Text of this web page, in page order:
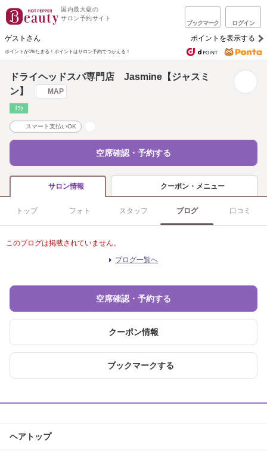
国内最大級の
サロン予約サイト
ブックマーク ログイン
ゲストさん ポイントを表示する
ポイントが1%たまる！ ポイントはサロン予約でつかえる！
ドライヘッドスパ専門店 Jasmine【ジャスミ
ン】
MAP
ﾘﾗｸ
スマート支払いOK
空席確認・予約する
サロン情報 クーポン・メニュー
トップ フォト スタッフ ブログ 口コミ
このブログは掲載されていません。
ブログ一覧へ
空席確認・予約する
クーポン情報
ブックマークする
ヘアトップ